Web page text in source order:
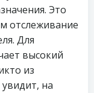
Это
отслеживание
Для
высокий
из
на